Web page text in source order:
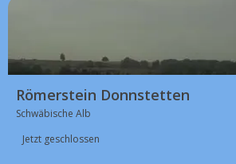
Römerstein Donnstetten
Schwäbische Alb
Jetzt geschlossen